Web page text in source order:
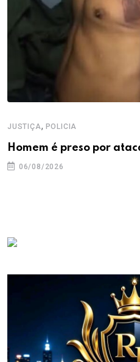
JUSTIÇA, POLICIA
Homem é preso por
06/08/2026